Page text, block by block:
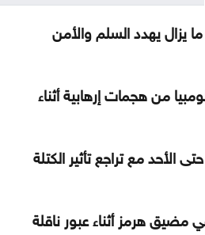
يزال يهدد السلم والأمن
من هجمات إرهابية أثناء
الأحد مع تراجع تأثير الكتلة
مضيق هرمز أثناء عبور ناقلة